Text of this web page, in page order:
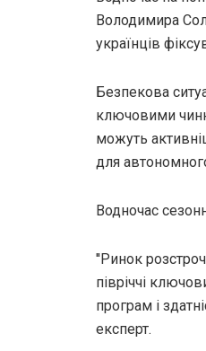
Володимира
українців
Безпекова
ключовими
можуть
для
Водночас
''Ринок
півріччі
програм і
експерт.